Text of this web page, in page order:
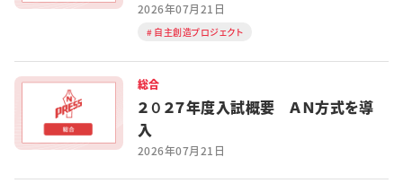
2026年07月21日
自主創造プロジェクト
総合
２０２７年度入試概要 ＡＮ方式を導
入
2026年07月21日